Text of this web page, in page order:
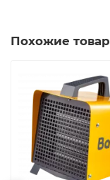
Похожие